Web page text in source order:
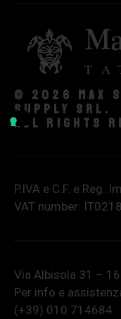
© 2026 Max
supply srl.
All rights
P.IVA e C.F. e Reg.
VAT number:
Via Albisola 31 –
Per info e
(+39) 010 714684